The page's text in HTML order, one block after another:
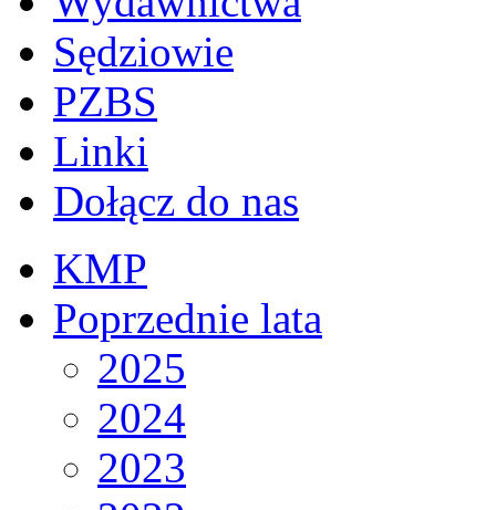
Sędziowie
PZBS
Linki
Dołącz do nas
KMP
Poprzednie lata
2025
2024
2023